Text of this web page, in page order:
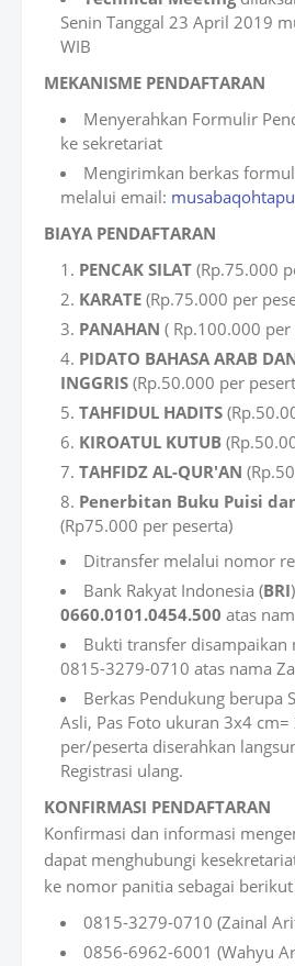
Senin Tanggal 23 April 2019
WIB
MEKANISME PENDAFTARAN
Menyerahkan Formulir
ke sekretariat
Mengirimkan berkas
melalui email:
BIAYA PENDAFTARAN
PENCAK SILAT (Rp.75.000
KARATE (Rp.75.000 per
PANAHAN ( Rp.100.000 per
PIDATO BAHASA ARAB
INGGRIS (Rp.50.000 per
TAHFIDUL HADITS
KIROATUL KUTUB
TAHFIDZ AL-QUR'AN
Penerbitan Buku Puisi
(Rp75.000 per peserta)
Ditransfer melalui nomor
Bank Rakyat Indonesia (BRI
0660.0101.0454.500 atas
Bukti transfer disampaikan
0815-3279-0710 atas nama
Berkas Pendukung berupa
Asli, Pas Foto ukuran 3x4
per/peserta diserahkan
Registrasi ulang.
KONFIRMASI PENDAFTARAN
Konfirmasi dan informasi
dapat menghubungi
ke nomor panitia sebagai berikut
0815-3279-0710 (Zainal
0856-6962-6001 (Wahyu